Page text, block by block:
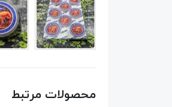
محصولات مرتبط